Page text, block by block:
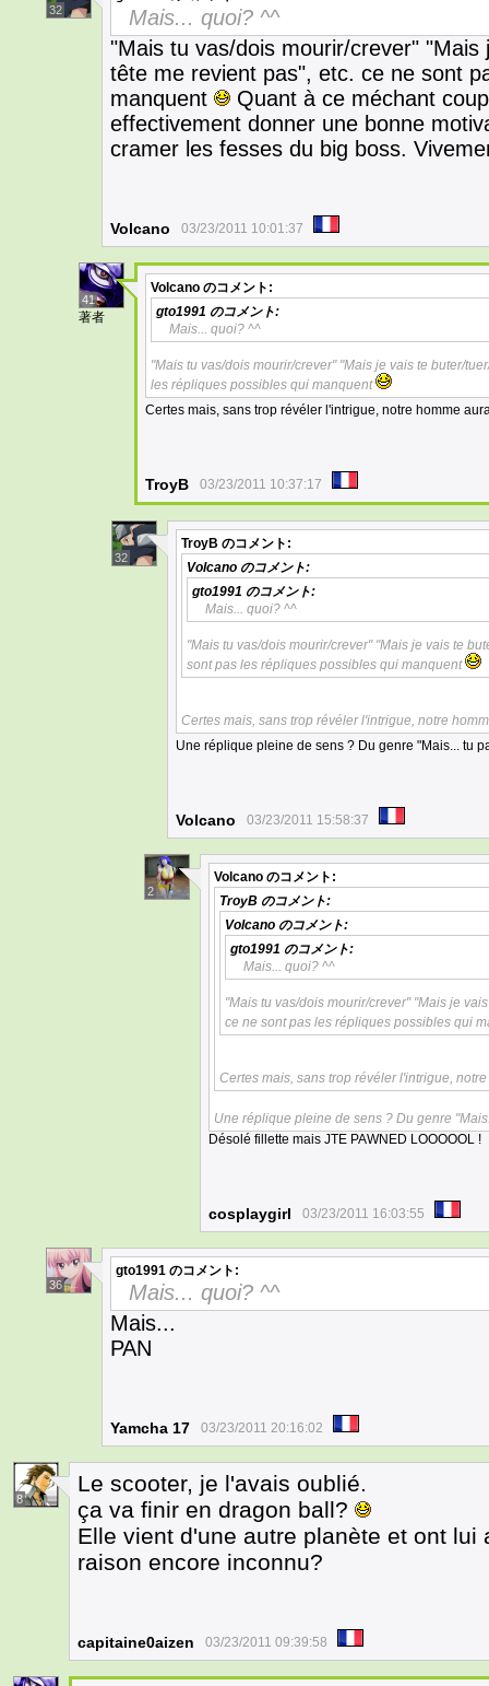
32
Mais... quoi? ^^
"Mais tu vas/dois mourir/crever"
tête me revient pas", etc. ce ne sont
manquent
Quant à ce méchant
effectivement donner une bonne
cramer les fesses du big boss.
Volcano 03/23/2011 10:01:37
41
著者
Volcano のコメント:
gto1991 のコメント:
Mais... quoi? ^^
"Mais tu vas/dois mourir/crever" "Mais je vais te buter/
les répliques possibles qui manquent
Certes mais, sans trop révéler l'intrigue, notre homme
TroyB 03/23/2011 10:37:17
32
TroyB のコメント:
Volcano のコメント:
gto1991 のコメント:
Mais... quoi? ^^
"Mais tu vas/dois mourir/crever" "Mais je vais te
sont pas les répliques possibles qui manquent
Certes mais, sans trop révéler l'intrigue, notre
Une réplique pleine de sens ? Du genre "Mais... tu
Volcano 03/23/2011 15:58:37
2
Volcano のコメント:
TroyB のコメント:
Volcano のコメント:
gto1991 のコメント:
Mais... quoi? ^^
"Mais tu vas/dois mourir/crever" "Mais je
ce ne sont pas les répliques possibles qui
Certes mais, sans trop révéler l'intrigue,
Une réplique pleine de sens ? Du genre
Désolé fillette mais JTE PAWNED LOOOOOL !
cosplaygirl 03/23/2011 16:03:55
36
gto1991 のコメント:
Mais... quoi? ^^
Mais...
PAN
Yamcha 17 03/23/2011 20:16:02
8
Le scooter, je l'avais oublié.
ça va finir en dragon ball?
Elle vient d'une autre planète et ont
raison encore inconnu?
capitaine0aizen 03/23/2011 09:39:58